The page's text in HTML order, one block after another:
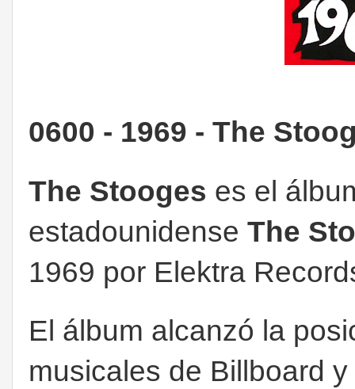
0600 - 1969 - The
The Stooges es el
estadounidense The
1969 por Elektra
El álbum alcanzó la
musicales de Billboard